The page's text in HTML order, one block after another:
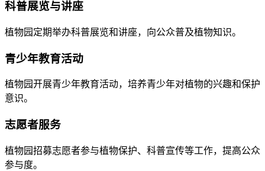
科普展览与讲座
植物园定期举办科普展览和讲座，向公众普及植物知识。
青少年教育活动
植物园开展青少年教育活动，培养青少年对植物的兴趣和保护
意识。
志愿者服务
植物园招募志愿者参与植物保护、科普宣传等工作，提高公众
参与度。